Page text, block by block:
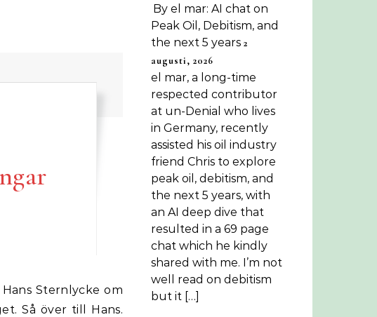
Så över till Hans.
By el mar: AI chat on
Peak Oil, Debitism, and
the next 5 years 2
augusti, 2026
el mar, a long-time
respected contributor
at un-Denial who lives
in Germany, recently
assisted his oil industry
friend Chris to explore
peak oil, debitism, and
the next 5 years, with
an AI deep dive that
resulted in a 69 page
chat which he kindly
shared with me. I’m not
well read on debitism
but it […]